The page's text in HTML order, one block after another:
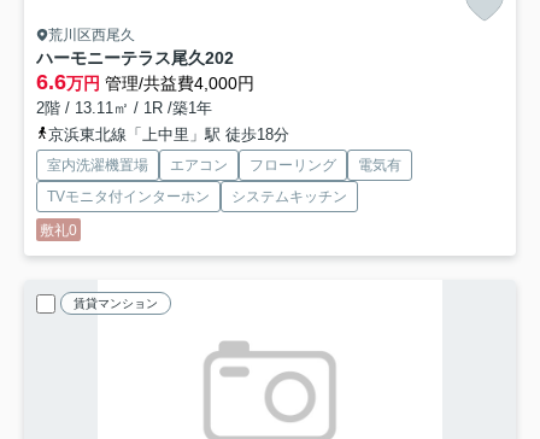
荒川区西尾久
ハーモニーテラス尾久202
6.6万円 管理/共益費4,000円
2階 / 13.11㎡ / 1R /築1年
京浜東北線「上中里」駅 徒歩18分
室内洗濯機置場 エアコン フローリング
電気有
TVモニタ付インターホン
システムキッチン
敷礼0
賃貸マンション